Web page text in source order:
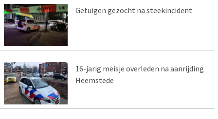
Getuigen gezocht na steekincident
16-jarig meisje overleden na aanrijding
Heemstede